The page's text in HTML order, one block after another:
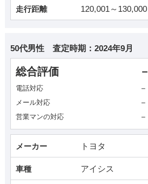
走行距離 120,001～130,000
50代男性 査定時期： 2024年9月
総合評価 －
電話対応 －
メール対応 －
営業マンの対応 －
メーカー トヨタ
車種 アイシス